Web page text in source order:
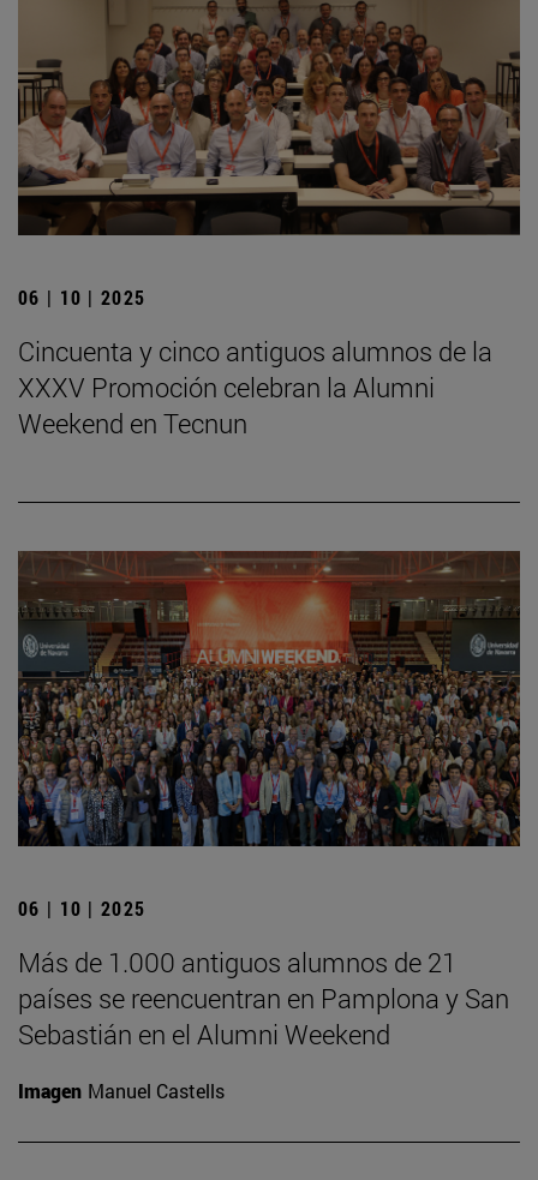
06 | 10 | 2025
Cincuenta y cinco antiguos alumnos de la
XXXV Promoción celebran la Alumni
Weekend en Tecnun
06 | 10 | 2025
Más de 1.000 antiguos alumnos de 21
países se reencuentran en Pamplona y San
Sebastián en el Alumni Weekend
Imagen Manuel Castells